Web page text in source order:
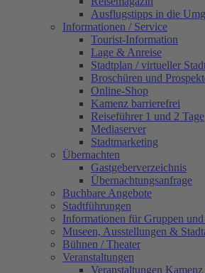
Ausflugstipps in die
Informationen / Service
Tourist-Information
Lage & Anreise
Stadtplan / virtueller
Broschüren und
Online-Shop
Kamenz barrierefrei
Reiseführer 1 und 2 Tage
Mediaserver
Stadtmarketing
Übernachten
Gastgeberverzeichnis
Übernachtungsanfrage
Buchbare Angebote
Stadtführungen
Informationen für Gruppen und
Museen, Ausstellungen &
Bühnen / Theater
Veranstaltungen
Veranstaltungen